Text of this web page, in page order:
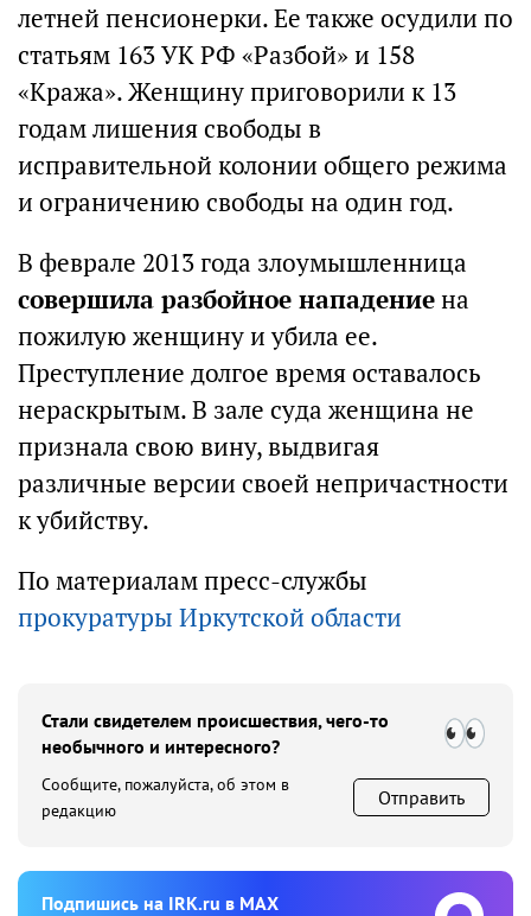
летней пенсионерки. Ее также осудили по
статьям 163 УК РФ «Разбой» и 158
«Кража». Женщину приговорили к 13
годам лишения свободы в
исправительной колонии общего режима
и ограничению свободы на один год.
В феврале 2013 года злоумышленница
совершила разбойное нападениена
пожилую женщину и убила ее.
Преступление долгое время оставалось
нераскрытым. В зале суда женщина не
признала свою вину, выдвигая
различные версии своей непричастности
к убийству.
По материалам пресс-службы
прокуратуры Иркутской области
Стали свидетелем происшествия, чего-то
необычного и интересного?
Сообщите, пожалуйста, об этом в
редакцию
Отправить
Подпишиcь на IRK.ru в MAX